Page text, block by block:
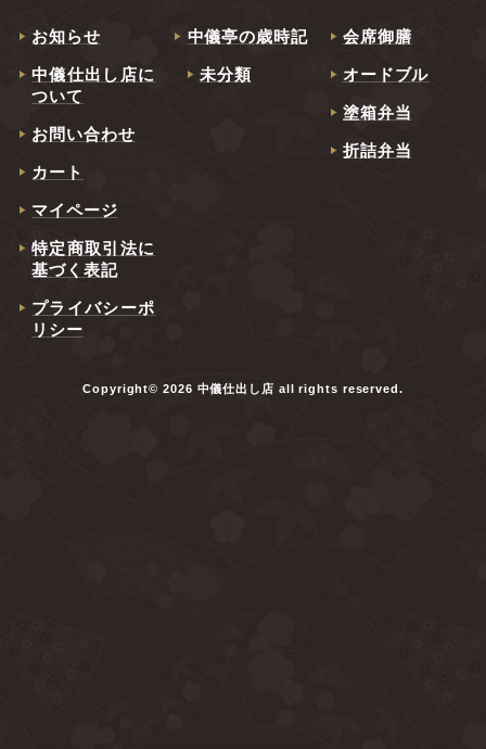
お知らせ
中儀仕出し店に
ついて
お問い合わせ
中儀亭の歳時記
未分類
会席御膳
オードブル
塗箱弁当
折詰弁当
カート
マイページ
特定商取引法に
基づく表記
プライバシーポ
リシー
Copyright© 2026 中儀仕出し店 all rights reserved.